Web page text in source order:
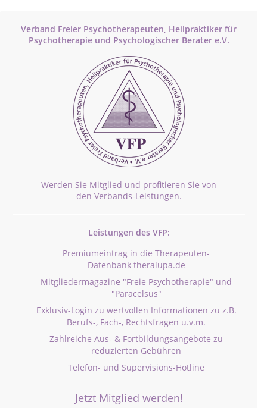
Verband Freier Psychotherapeuten, Heilpraktiker für
Psychotherapie und Psychologischer Berater e.V.
Werden Sie Mitglied und profitieren Sie von
den Verbands-Leistungen.
Leistungen des VFP:
Premiumeintrag in die Therapeuten-
Datenbank theralupa.de
Mitgliedermagazine "Freie Psychotherapie" und
"Paracelsus"
Exklusiv-Login zu wertvollen Informationen zu z.B.
Berufs-, Fach-, Rechtsfragen u.v.m.
Zahlreiche Aus- & Fortbildungsangebote zu
reduzierten Gebühren
Telefon- und Supervisions-Hotline
Jetzt Mitglied werden!